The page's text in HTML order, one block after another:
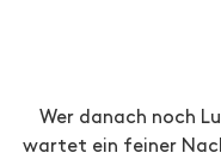
Wer danach noch
wartet ein feiner